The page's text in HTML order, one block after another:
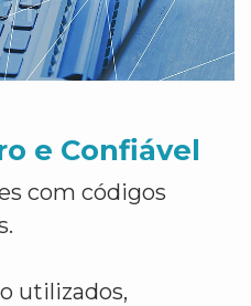
e Confiável
com códigos
utilizados,